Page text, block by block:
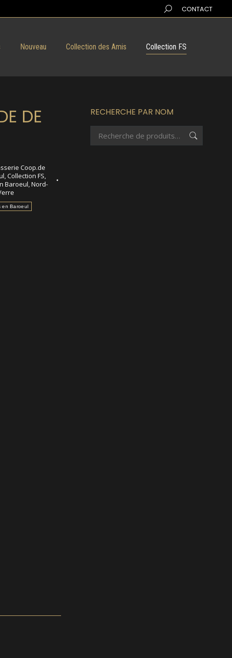
Search:CONTACT
Nouveau Collection des Amis Collection FS
DE
Coop.de
,Collection FS,
Baroeul,Nord-
en Baroeul
RECHERCHE PAR NOM